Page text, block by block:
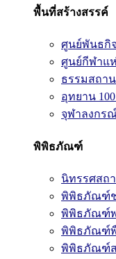
พื้นที่สร้างสรรค์
ศูนย์พันธกิ
ศูนย์กีฬาแ
ธรรมสถา
อุทยาน
จุฬาลงกร
พิพิธภัณฑ์
นิทรรศสถ
พิพิธภัณฑ์
พิพิธภัณฑ์พ
พิพิธภัณฑ์
พิพิธภัณฑ์